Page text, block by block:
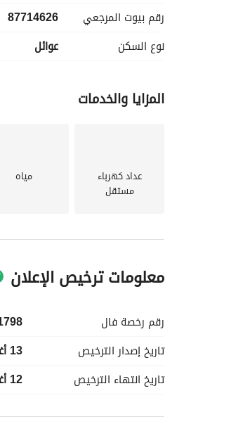
رقم بيوت المرجعي
87714626
نوع السكن
عوائل
المزايا والخدمات
عداد كهرباء
مستقل
مياه
معلومات ترخيص الإعلان
رقم رخصة فال
تاريخ إصدار الترخيص
13 أغسطس 2025
تاريخ انتهاء الترخيص 12 أغسطس 2026